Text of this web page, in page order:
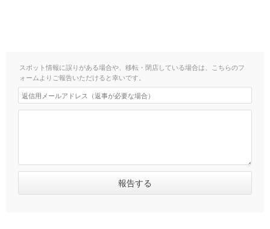
スポット情報に誤りがある場合や、移転・閉店している場合は、こちらのフ
ォームよりご報告いただけると幸いです。